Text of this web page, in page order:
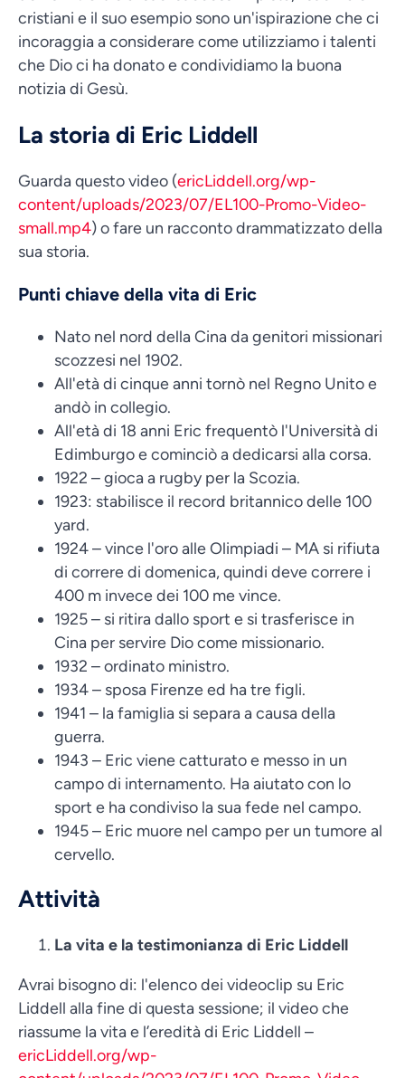
cristiani e il suo esempio sono un'ispirazione che ci
incoraggia a considerare come utilizziamo i talenti
che Dio ci ha donato e condividiamo la buona
notizia di Gesù.
La storia di Eric Liddell
Guarda questo video (ericLiddell.org/wp-
content/uploads/2023/07/EL100-Promo-Video-
small.mp4) o fare un racconto drammatizzato della
sua storia.
Punti chiave della vita di Eric
Nato nel nord della Cina da genitori missionari
scozzesi nel 1902.
All'età di cinque anni tornò nel Regno Unito e
andò in collegio.
All'età di 18 anni Eric frequentò l'Università di
Edimburgo e cominciò a dedicarsi alla corsa.
1922 – gioca a rugby per la Scozia.
1923: stabilisce il record britannico delle 100
yard.
1924 – vince l'oro alle Olimpiadi – MA si rifiuta
di correre di domenica, quindi deve correre i
400 m invece dei 100 me vince.
1925 – si ritira dallo sport e si trasferisce in
Cina per servire Dio come missionario.
1932 – ordinato ministro.
1934 – sposa Firenze ed ha tre figli.
1941 – la famiglia si separa a causa della
guerra.
1943 – Eric viene catturato e messo in un
campo di internamento. Ha aiutato con lo
sport e ha condiviso la sua fede nel campo.
1945 – Eric muore nel campo per un tumore al
cervello.
Attività
La vita e la testimonianza di Eric Liddell
Avrai bisogno di: l'elenco dei videoclip su Eric
Liddell alla fine di questa sessione; il video che
riassume la vita e l’eredità di Eric Liddell –
ericLiddell.org/wp-